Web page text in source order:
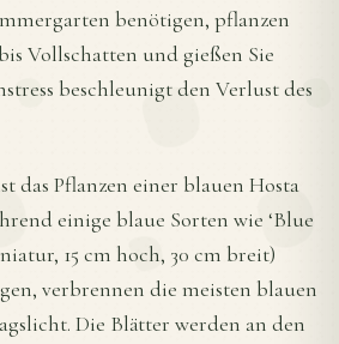
benötigen, pflanzen
Vollschatten und gießen Sie
beschleunigt den Verlust des
das Pflanzen einer blauen Hosta
einige blaue Sorten wie ‘Blue
15 cm hoch, 30 cm breit)
verbrennen die meisten blauen
Die Blätter werden an den